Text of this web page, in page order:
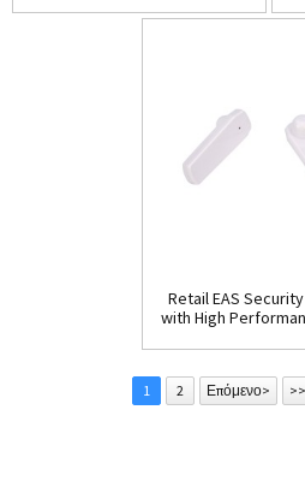
Retail EAS
with High
1 2 Επόμενο> >>